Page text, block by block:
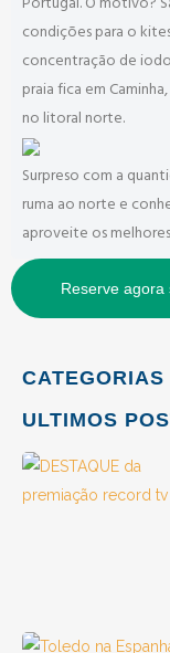
CATEGORIAS
ULTIMOS
condições para o
concentração de
praia fica em
no litoral norte.
Surpreso com a
ruma ao norte e
aproveite os
Reserve agora